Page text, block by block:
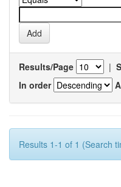
Results/Page |
In order
Results 1-1 of 1 (Search